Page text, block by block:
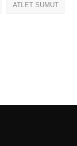
ATLET SUMUT